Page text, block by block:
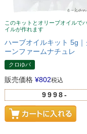
このキットとオリーブオイルで
イルが作れます
ハーブオイルキット 5g｜
ーンファームナチュレ
クロゆパ
販売価格 ¥802税込
9998-